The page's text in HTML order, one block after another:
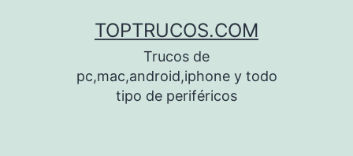
TOPTRUCOS.COM
Trucos de
pc,mac,android,iphone y todo
tipo de periféricos